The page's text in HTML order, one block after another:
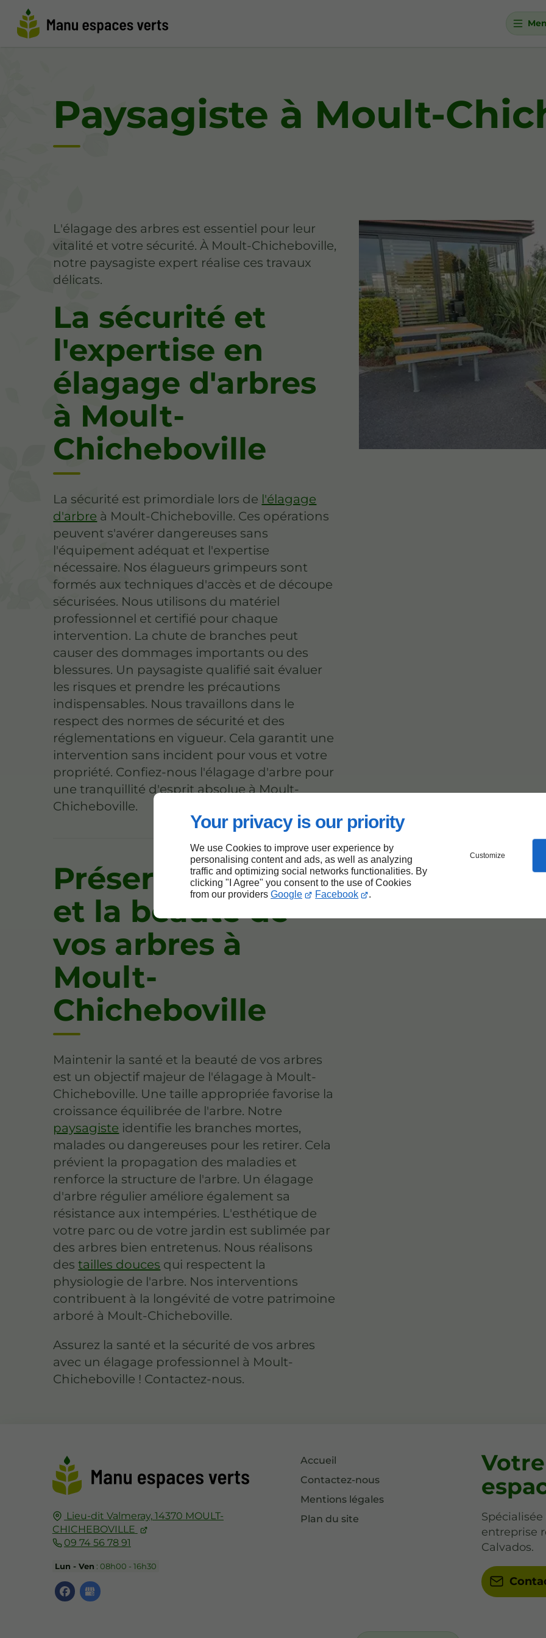
Your privacy is our priority
We use Cookies to improve user experience by
personalising content and ads, as well as analyzing
traffic and optimizing social networks functionalities. By
clicking "I Agree" you consent to the use of Cookies
from our providers Google Facebook .
Customize
Paysagiste à Moult-
L'élagage des arbres est essentiel pour leur
vitalité et votre sécurité. À Moult-Chicheboville,
notre paysagiste expert réalise ces travaux
délicats.
La sécurité et
l'expertise en
élagage d'arbres
à Moult-
Chicheboville
La sécurité est primordiale lors de l'élagage
d'arbre à Moult-Chicheboville. Ces opérations
peuvent s'avérer dangereuses sans
l'équipement adéquat et l'expertise
nécessaire. Nos élagueurs grimpeurs sont
formés aux techniques d'accès et de découpe
sécurisées. Nous utilisons du matériel
professionnel et certifié pour chaque
intervention. La chute de branches peut
causer des dommages importants ou des
blessures. Un paysagiste qualifié sait évaluer
les risques et prendre les précautions
indispensables. Nous travaillons dans le
respect des normes de sécurité et des
réglementations en vigueur. Cela garantit une
intervention sans incident pour vous et votre
propriété. Confiez-nous l'élagage d'arbre pour
une tranquillité d'esprit absolue à Moult-
Chicheboville.
Préserver la santé
et la beauté de
vos arbres à
Moult-
Chicheboville
Maintenir la santé et la beauté de vos arbres
est un objectif majeur de l'élagage à Moult-
Chicheboville. Une taille appropriée favorise la
croissance équilibrée de l'arbre. Notre
paysagiste identifie les branches mortes,
malades ou dangereuses pour les retirer. Cela
prévient la propagation des maladies et
renforce la structure de l'arbre. Un élagage
d'arbre régulier améliore également sa
résistance aux intempéries. L'esthétique de
votre parc ou de votre jardin est sublimée par
des arbres bien entretenus. Nous réalisons
destailles douces qui respectent la
physiologie de l'arbre. Nos interventions
contribuent à la longévité de votre patrimoine
arboré à Moult-Chicheboville.
Assurez la santé et la sécurité de vos arbres
avec un élagage professionnel à Moult-
Chicheboville ! Contactez-nous.
Lieu-dit Valmeray, 14370 MOULT-
CHICHEBOVILLE
09 74 56 78 91
Lun - Ven : 08h00 - 16h30
Accueil
Contactez-nous
Mentions légales
Plan du site
entreprise
Calvados.